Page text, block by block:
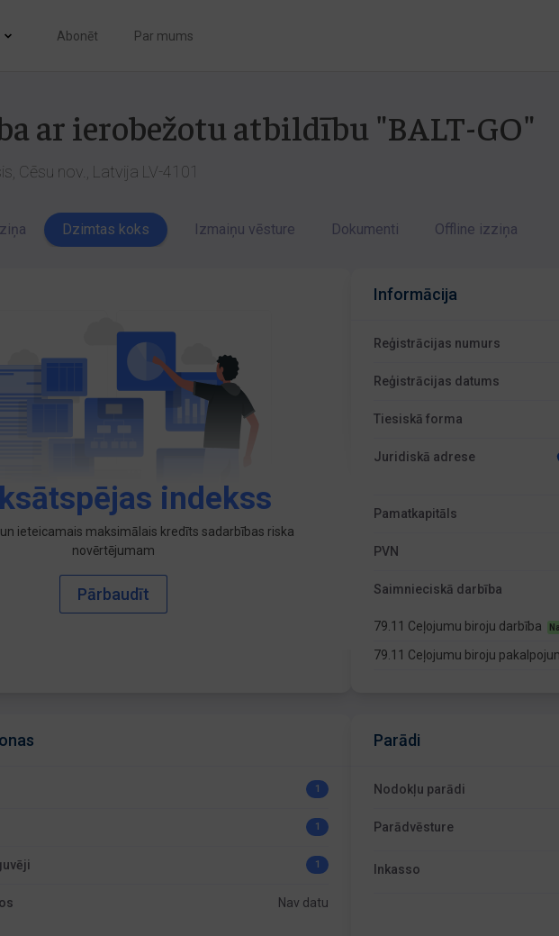
Abonēt Par mums
ar ierobežotu atbildību "BALT-GO"
Cēsu nov., Latvija LV-4101
Dzimtas koks Izmaiņu vēsture Dokumenti Offline izziņa
indekss
ieteicamais maksimālais kredīts sadarbības riska
novērtējumam
Pārbaudīt
Informācija
Reģistrācijas numurs
Reģistrācijas datums
Tiesiskā forma
Juridiskā adrese
Pamatkapitāls
PVN
Saimnieciskā darbība
79.11 Ceļojumu biroju darbība
79.11 Ceļojumu biroju
1
1
1
Nav datu
Parādi
Nodokļu parādi
Parādvēsture
Inkasso